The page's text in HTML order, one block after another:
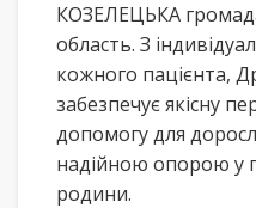
КОЗЕЛЕЦЬКА
область. З
кожного пацієнта,
забезпечує якісну
допомогу для
надійною опорою у
родини.